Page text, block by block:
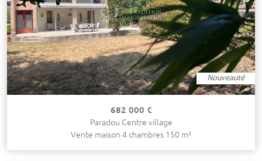
Nouveauté
682 000 €
Paradou Centre village
Vente maison 4 chambres 150 m²